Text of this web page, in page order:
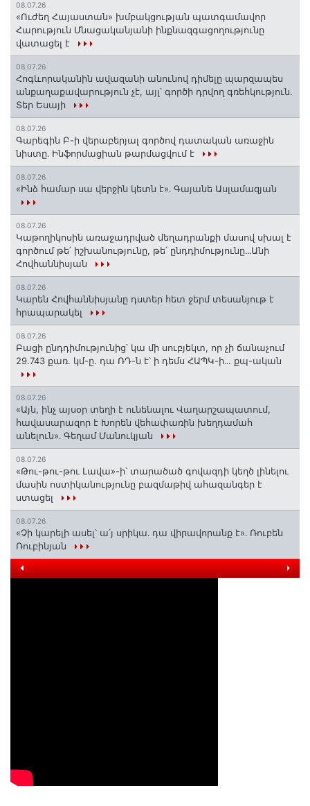
08.07.26
«Ուժեղ Հայաստան» խմբակցության պատգամավոր
Հարություն Մնացականյանի ինքնազգացողությունը
վատացել է
08.07.26
Հոգևորականին ավազանի անունով դիմելը պարզապես
անքաղաքավարություն չէ, այլ՝ գործի դրվող գռեհկություն.
Տեր Եսայի
08.07.26
Գարեգին Բ-ի վերաբերյալ գործով դատական առաջին
նիստը․ Ինֆորմացիան թարմացվում է
08.07.26
«Ինձ համար սա վերջին կետն է»․ Գայանե Ասլամազյան
08.07.26
Կաթողիկոսին առաջադրված մեղադրանքի մասով սխալ է
գործում թե՛ իշխանությունը, թե՛ ընդդիմությունը․․․Անի
Հովհաննիսյան
08.07.26
Կարեն Հովհաննիսյանը դստեր հետ ջերմ տեսանյութ է
հրապարակել
08.07.26
Բացի ընդդիմությունից՝ կա մի սուբյեկտ, որ չի ճանաչում
29.743 քառ. կմ-ը. դա ՌԴ-ն է՝ ի դեմս ՀԱՊԿ-ի․․. քպ-ական
08.07.26
«Այն, ինչ այսօր տեղի է ունենալու Վաղարշապատում,
հավասարազոր է Խորեն վեհափառին խեղդամահ
անելուն»․ Գեղամ Մանուկյան
08.07.26
«Թու-թու-թու Լավա»-ի՝ տարածած գովազդի կեղծ լինելու
մասին ոստիկանությունը բազմաթիվ ահազանգեր է
ստացել
08.07.26
«Չի կարելի ասել՝ ա՛յ սրիկա․ դա վիրավորանք է»․ Ռուբեն
Ռուբինյան